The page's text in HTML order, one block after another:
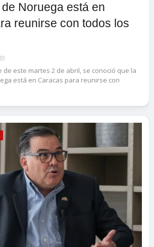
Noruega está en
reunirse con todos los
de este martes 2 de abril, se conoció que la
está en Caracas para reunirse con